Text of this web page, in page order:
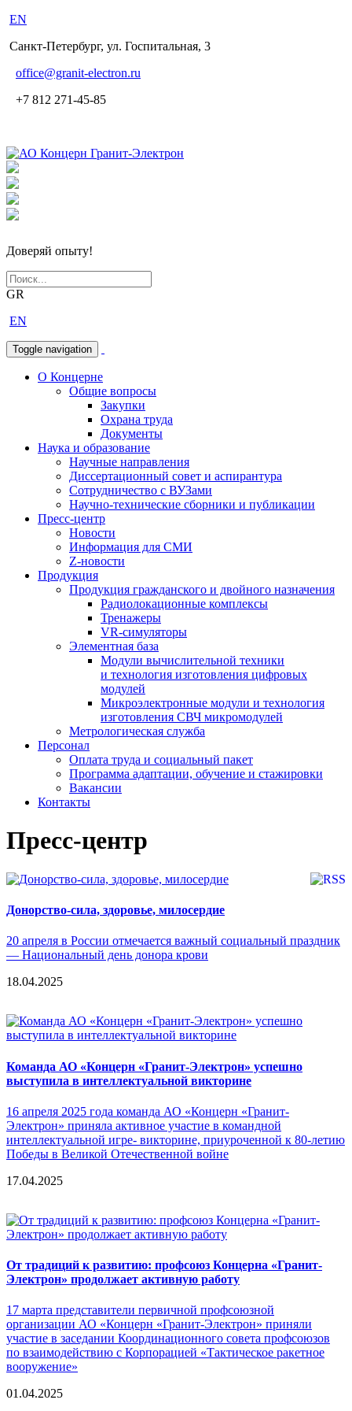
EN
Санкт-Петербург, ул. Госпитальная, 3
office@granit-electron.ru
+7 812 271-45-85
Доверяй опыту!
GR
EN
Toggle navigation
О Концерне
Общие вопросы
Закупки
Охрана труда
Документы
Наука и образование
Научные направления
Диссертационный совет и аспирантура
Сотрудничество с ВУЗами
Научно-технические сборники и публикации
Пресс-центр
Новости
Информация для СМИ
Z-новости
Продукция
Продукция гражданского и двойного назначения
Радиолокационные комплексы
Тренажеры
VR-симуляторы
Элементная база
Модули вычислительной техники
и технология изготовления цифровых
модулей
Микроэлектронные модули и технология
изготовления СВЧ микромодулей
Метрологическая служба
Персонал
Оплата труда и социальный пакет
Программа адаптации, обучение и стажировки
Вакансии
Контакты
Пресс-центр
Донорство-сила, здоровье, милосердие
20 апреля в России отмечается важный социальный праздник
— Национальный день донора крови
18.04.2025
Команда АО «Концерн «Гранит-Электрон» успешно
выступила в интеллектуальной викторине
16 апреля 2025 года команда АО «Концерн «Гранит-
Электрон» приняла активное участие в командной
интеллектуальной игре- викторине, приуроченной к 80-летию
Победы в Великой Отечественной войне
17.04.2025
От традиций к развитию: профсоюз Концерна «Гранит-
Электрон» продолжает активную работу
17 марта представители первичной профсоюзной
организации АО «Концерн «Гранит-Электрон» приняли
участие в заседании Координационного совета профсоюзов
по взаимодействию с Корпорацией «Тактическое ракетное
вооружение»
01.04.2025